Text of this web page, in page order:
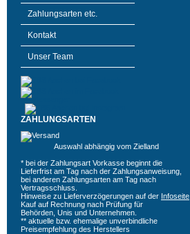
Zahlungsarten etc.
Kontakt
Unser Team
ZAHLUNGSARTEN
Auswahl abhängig vom Zielland
* bei der Zahlungsart Vorkasse beginnt die
Lieferfrist am Tag nach der Zahlungsanweisung,
bei anderen Zahlungsarten am Tag nach
Vertragsschluss.
Hinweise zu Lieferverzögerungen auf der Infoseite
Kauf auf Rechnung nach Prüfung für
Behörden, Unis und Unternehmen.
** aktuelle bzw. ehemalige unverbindliche
Preisempfehlung des Herstellers